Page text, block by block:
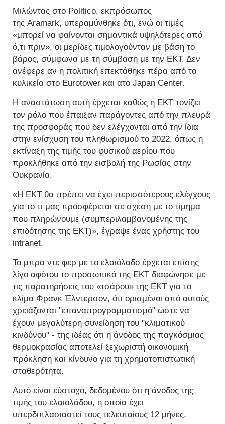
Μιλώντας στο Politico, εκπρόσωπος
της Aramark, υπεραμύνθηκε ότι, ενώ οι τιμές
«μπορεί να φαίνονται σημαντικά υψηλότερες από
ό,τι πριν», οι μερίδες τιμολογούνταν με βάση το
βάρος, σύμφωνα με τη σύμβαση με την ΕΚΤ. Δεν
ανέφερε αν η πολιτική επεκτάθηκε πέρα από τα
κυλικεία στο Eurotower και ατο Japan Center.
Η αναστάτωση αυτή έρχεται καθώς η ΕΚΤ τονίζει
τον ρόλο που έπαιξαν παράγοντες από την πλευρά
της προσφοράς που δεν ελέγχονται από την ίδια
στην ενίσχυση του πληθωρισμού το 2022, όπως η
εκτίναξη της τιμής του φυσικού αερίου που
προκλήθηκε από την εισβολή της Ρωσίας στην
Ουκρανία.
«Η ΕΚΤ θα πρέπει να έχει περισσότερους ελέγχους
για το τι μας προσφέρεται σε σχέση με το τίμημα
που πληρώνουμε (συμπεριλαμβανομένης της
επιδότησης της ΕΚΤ)», έγραψε ένας χρήστης του
intranet.
Το μπρα ντε φερ με το ελαιόλαδο έρχεται επίσης
λίγο αφότου το προσωπικό της ΕΚΤ διαφώνησε με
τις παρατηρήσεις του «τσάρου» της ΕΚΤ για το
κλίμα Φρανκ Έλντερσον, ότι ορισμένοι από αυτούς
χρειάζονται "επαναπρογραμματισμό" ώστε να
έχουν μεγαλύτερη συνείδηση του "κλιματικού
κινδύνου" - της ιδέας ότι η άνοδος της παγκόσμιας
θερμοκρασίας αποτελεί ξεχωριστή οικονομική
πρόκληση και κίνδυνο για τη χρηματοπιστωτική
σταθερότητα.
Αυτό είναι εύστοχο, δεδομένου ότι η άνοδος της
τιμής του ελαιολάδου, η οποία έχει
υπερδιπλασιαστεί τους τελευταίους 12 μήνες,